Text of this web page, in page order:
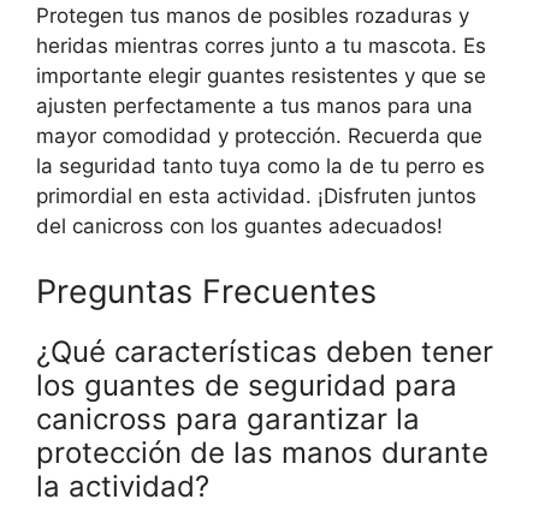
Protegen tus manos de posibles rozaduras y
heridas mientras corres junto a tu mascota. Es
importante elegir guantes resistentes y que se
ajusten perfectamente a tus manos para una
mayor comodidad y protección. Recuerda que
la seguridad tanto tuya como la de tu perro es
primordial en esta actividad. ¡Disfruten juntos
del canicross con los guantes adecuados!
Preguntas Frecuentes
¿Qué características deben tener
los guantes de seguridad para
canicross para garantizar la
protección de las manos durante
la actividad?